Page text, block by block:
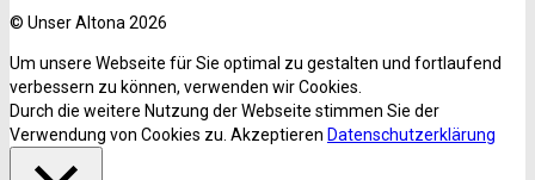
© Unser Altona 2026
Um unsere Webseite für Sie optimal zu gestalten und fortlaufend
verbessern zu können, verwenden wir Cookies.
Durch die weitere Nutzung der Webseite stimmen Sie der
Verwendung von Cookies zu. Akzeptieren Datenschutzerklärung